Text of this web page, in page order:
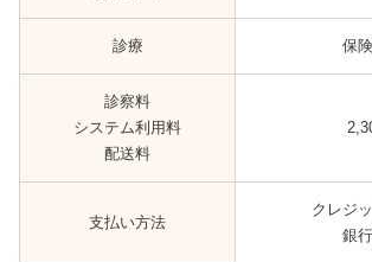
診療 保
診察料
システム利用料
配送料
支払い方法
クレジ
銀